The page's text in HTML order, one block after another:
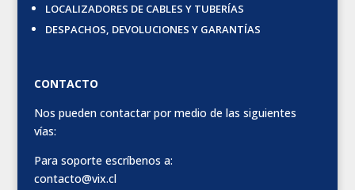
LOCALIZADORES DE CABLES Y TUBERÍAS
DESPACHOS, DEVOLUCIONES Y GARANTÍAS
CONTACTO
Nos pueden contactar por medio de las siguientes
vías:
Para soporte escríbenos a:
contacto@vix.cl